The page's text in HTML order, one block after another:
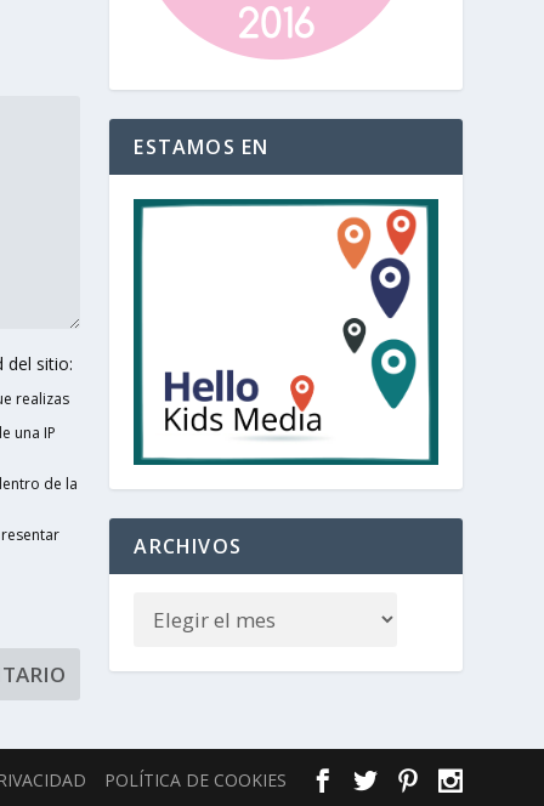
del sitio:
realizas
una IP
de la
ESTAMOS EN
ARCHIVOS
POLÍTICA DE COOKIES